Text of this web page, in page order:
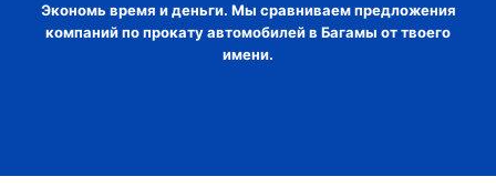
Экономь время и деньги. Мы сравниваем предложения
компаний по прокату автомобилей в Багамы от твоего
имени.